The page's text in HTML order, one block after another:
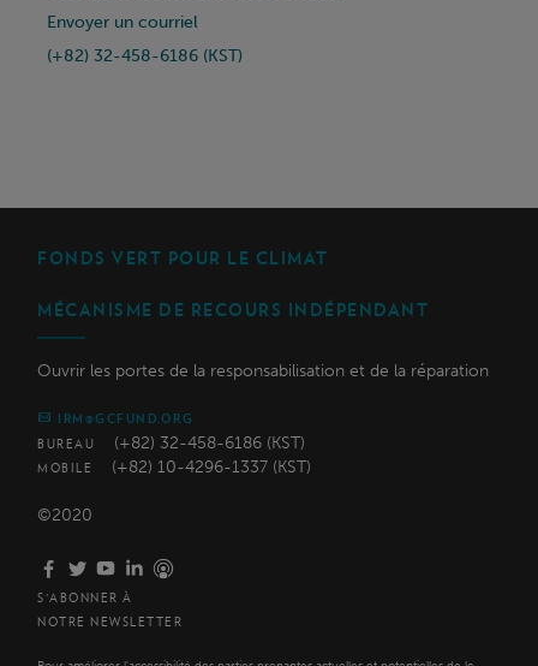
Envoyer un courriel
(+82) 32-458-6186 (KST)
FONDS VERT POUR LE CLIMAT
MÉCANISME DE RECOURS INDÉPENDANT
Ouvrir les portes de la responsabilisation et de la réparation
IRM@GCFUND.ORG
BUREAU
(+82) 32-458-6186 (KST)
MOBILE (+82) 10-4296-1337 (KST)
©2020
S'ABONNER À
NOTRE NEWSLETTER